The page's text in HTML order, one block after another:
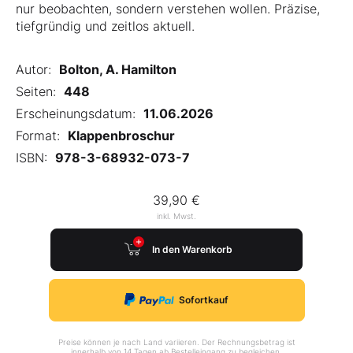
nur beobachten, sondern verstehen wollen. Präzise,
tiefgründig und zeitlos aktuell.
Autor: Bolton, A. Hamilton
Seiten: 448
Erscheinungsdatum: 11.06.2026
Format: Klappenbroschur
ISBN: 978-3-68932-073-7
39,90 €
inkl. Mwst.
In den Warenkorb
Sofortkauf
Preise können je nach Land variieren. Der Rechnungsbetrag ist